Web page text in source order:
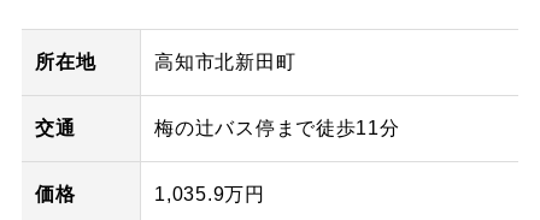
所在地 高知市北新田町
交通 梅の辻バス停まで徒歩11分
価格 1,035.9万円